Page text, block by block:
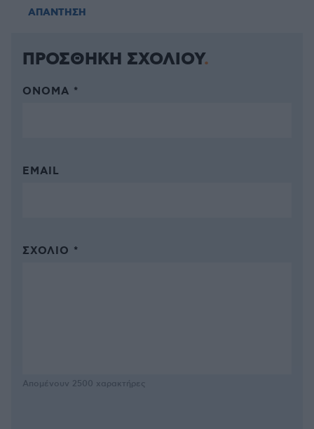
ΑΠΑΝΤΗΣΗ
ΠΡΟΣΘΗΚΗ ΣΧΟΛΙΟΥ
ΌΝΟΜΑ *
EMAIL
ΣΧΌΛΙΟ *
Απομένουν 2500 χαρακτήρες